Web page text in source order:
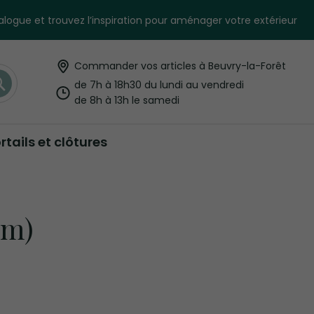
et trouvez l’inspiration pour aménager votre extérieur
RechercherCommander vos articles à Beuvry-la-Forêt
de 7h à 18h30 du lundi au vendredi
de 8h à 13h le samedi
et clôtures